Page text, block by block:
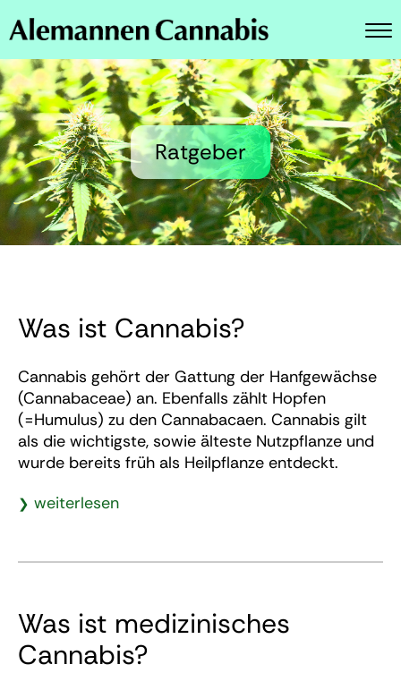
M
e
n
ü
Rezept einlösen
Live Bestand
News
Blog
Ratgeber
Kontakt
Ratgeber
Was ist Cannabis?
Cannabis gehört der Gattung der Hanfgewächse
(Cannabaceae) an. Ebenfalls zählt Hopfen
(=Humulus) zu den Cannabacaen. Cannabis gilt
als die wichtigste, sowie älteste Nutzpflanze und
wurde bereits früh als Heilpflanze entdeckt.
weiterlesen
Was ist medizinisches
Cannabis?